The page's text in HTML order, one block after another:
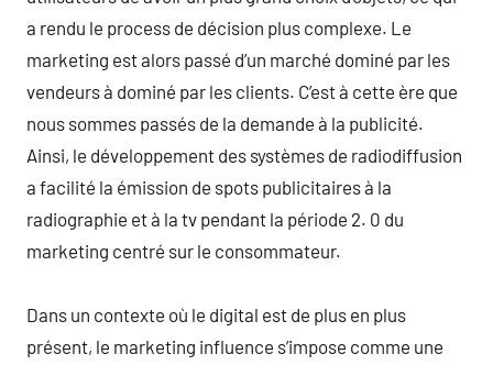
a rendu le process de décision plus complexe. Le
marketing est alors passé d’un marché dominé par les
vendeurs à dominé par les clients. C’est à cette ère que
nous sommes passés de la demande à la publicité.
Ainsi, le développement des systèmes de radiodiffusion
a facilité la émission de spots publicitaires à la
radiographie et à la tv pendant la période 2. 0 du
marketing centré sur le consommateur.
Dans un contexte où le digital est de plus en plus
présent, le marketing influence s’impose comme une